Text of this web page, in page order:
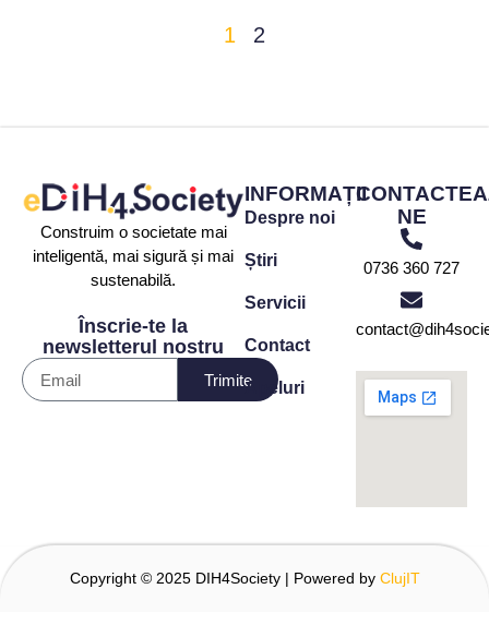
1 2
Construim o societate mai
inteligentă, mai sigură și mai
sustenabilă.
Înscrie-te la
newsletterul nostru
Trimite
INFORMAȚII
Despre noi
Știri
Servicii
Contact
Apeluri
NE
0736 360 727
Copyright © 2025 DIH4Society | Powered by ClujIT